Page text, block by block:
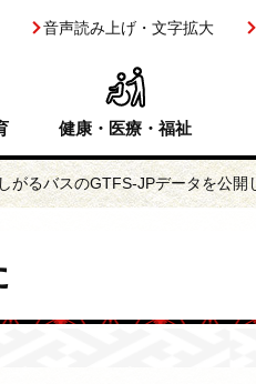
音声読み上げ・文字拡大
健康・医療・福祉
がるバスのGTFS-JPデータを公開